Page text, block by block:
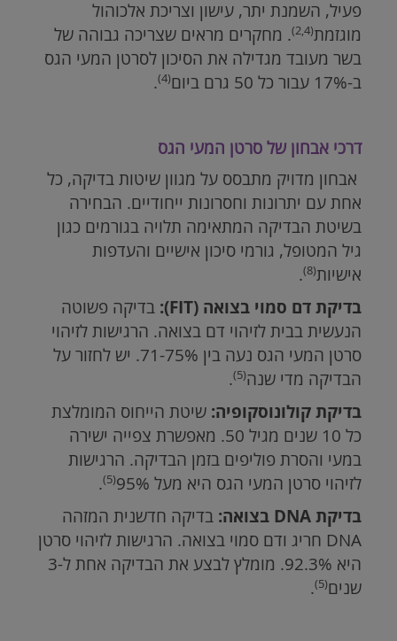
פעיל, השמנת יתר, עישון וצריכת אלכוהול
מוגזמת(2,4)
. מחקרים מראים שצריכה גבוהה של
בשר מעובד מגדילה את הסיכון לסרטן המעי הגס
ב-17% עבור כל 50 גרם ביום
(4)
.
דרכי אבחון של סרטן המעי הגס
אבחון מדויק מתבסס על מגוון שיטות בדיקה, כל
אחת עם יתרונות וחסרונות ייחודיים. הבחירה
בשיטת הבדיקה המתאימה תלויה בגורמים כגון
גיל המטופל, גורמי סיכון אישיים והעדפות
אישיות(8)
.
בדיקת דם סמוי בצואה(FIT)
: בדיקה פשוטה
הנעשית בבית לזיהוי דם בצואה. הרגישות לזיהוי
סרטן המעי הגס נעה בין 71-75%. יש לחזור על
הבדיקה מדי שנה(5)
.
בדיקת קולונוסקופיה: שיטת הייחוס המומלצת
כל 10 שנים מגיל 50. מאפשרת צפייה ישירה
במעי והסרת פוליפים בזמן הבדיקה. הרגישות
לזיהוי סרטן המעי הגס היא מעל 95%
(5)
.
בדיקת DNA בצואה:
בדיקה חדשנית המזהה
DNA חריג ודם סמוי בצואה. הרגישות לזיהוי סרטן
היא 92.3%. מומלץ לבצע את הבדיקה אחת ל-3
שנים(5)
.